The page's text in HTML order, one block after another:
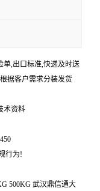
单,出口标准,快递及时送
据客户需求分装发货
术资料
行为!
500KG 武汉鼎信通大